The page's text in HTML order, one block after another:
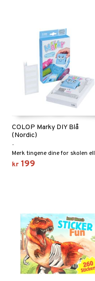
COLOP Marky DIY Blå
(Nordic)
-
kr 199